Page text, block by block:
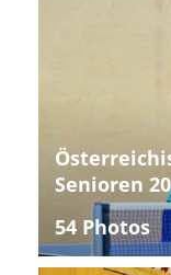
Senioren
54 Photos